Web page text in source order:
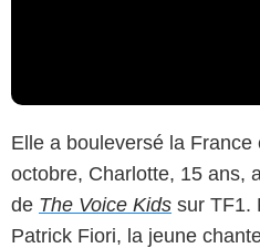
Elle a bouleversé la
octobre, Charlotte, 15 ans,
de The Voice Kids sur TF1.
Patrick Fiori, la jeune